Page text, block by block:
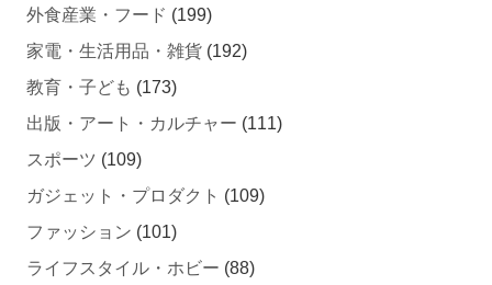
外食産業・フード (199)
家電・生活用品・雑貨 (192)
教育・子ども (173)
出版・アート・カルチャー (111)
スポーツ (109)
ガジェット・プロダクト (109)
ファッション (101)
ライフスタイル・ホビー (88)